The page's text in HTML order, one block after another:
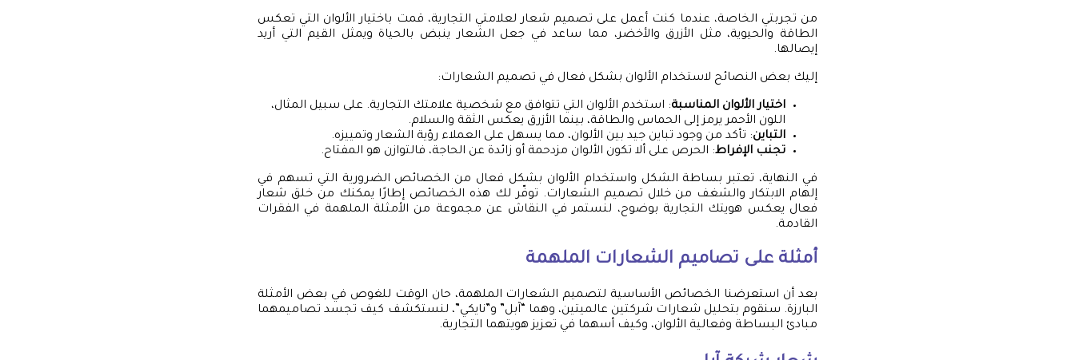
من تجربتي الخاصة، عندما كنت أعمل على تصميم شعار لعلامتي التجارية، قمت باختيار الألوان التي تعكس
الطاقة والحيوية، مثل الأزرق والأخضر، مما ساعد في جعل الشعار ينبض بالحياة ويمثل القيم التي أريد
إيصالها.
إليك بعض النصائح لاستخدام الألوان بشكل فعال في تصميم الشعارات:
اختيار الألوان المناسبة: استخدم الألوان التي تتوافق مع شخصية علامتك التجارية. على سبيل المثال،
اللون الأحمر يرمز إلى الحماس والطاقة، بينما الأزرق يعكس الثقة والسلام.
التباين: تأكد من وجود تباين جيد بين الألوان، مما يسهل على العملاء رؤية الشعار وتمييزه.
تجنب الإفراط: الحرص على ألا تكون الألوان مزدحمة أو زائدة عن الحاجة، فالتوازن هو المفتاح.
في النهاية، تعتبر بساطة الشكل واستخدام الألوان بشكل فعال من الخصائص الضرورية التي تسهم في
إلهام الابتكار والشغف من خلال تصميم الشعارات. توفّر لك هذه الخصائص إطارًا يمكنك من خلق شعار
فعال يعكس هويتك التجارية بوضوح، لنستمر في النقاش عن مجموعة من الأمثلة الملهمة في الفقرات
القادمة.
أمثلة على تصاميم الشعارات الملهمة
بعد أن استعرضنا الخصائص الأساسية لتصميم الشعارات الملهمة، حان الوقت للغوص في بعض الأمثلة
البارزة. سنقوم بتحليل شعارات شركتين عالميتين، وهما “آبل” و”نايكي”، لنستكشف كيف تجسد تصاميمهما
مبادئ البساطة وفعالية الألوان، وكيف أسهما في تعزيز هويتهما التجارية.